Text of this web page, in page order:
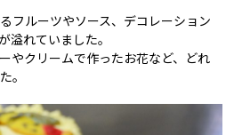
フルーツやソース、デコレーション
溢れていました。
やクリームで作ったお花など、どれ
。